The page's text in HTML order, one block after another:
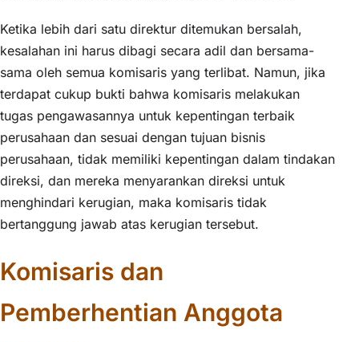
Ketika lebih dari satu direktur ditemukan bersalah,
kesalahan ini harus dibagi secara adil dan bersama-
sama oleh semua komisaris yang terlibat. Namun, jika
terdapat cukup bukti bahwa komisaris melakukan
tugas pengawasannya untuk kepentingan terbaik
perusahaan dan sesuai dengan tujuan bisnis
perusahaan, tidak memiliki kepentingan dalam tindakan
direksi, dan mereka menyarankan direksi untuk
menghindari kerugian, maka komisaris tidak
bertanggung jawab atas kerugian tersebut.
Komisaris dan
Pemberhentian Anggota